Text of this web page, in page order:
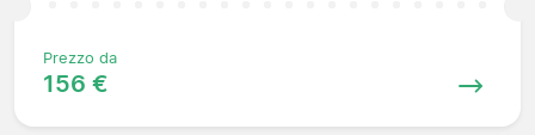
Prezzo da
156 €